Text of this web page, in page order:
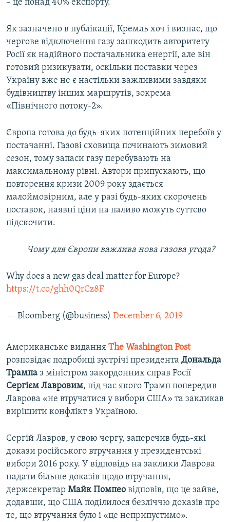
– це понад 40% експорту.
Як зазначено в публікації, Кремль хоч і визнає, що
чергове відключення газу зашкодить авторитету
Росії як надійного постачальника енергії, але він
готовий ризикувати, оскільки поставки через
Україну вже не є настільки важливими завдяки
будівництву інших маршрутів, зокрема
«Північного потоку-2».
Європа готова до будь-яких потенційних перебоїв у
постачанні. Газові сховища починають зимовий
сезон, тому запаси газу перебувають на
максимальному рівні. Автори припускають, що
повторення кризи 2009 року здається
малоймовірним, але у разі будь-яких скорочень
поставок, наявні ціни на паливо можуть суттєво
підскочити.
Чому для Європи важлива нова газова угода?
Why does a new gas deal matter for Europe?
https://t.co/ghh0QrCz8F
— Bloomberg (@business) December 6, 2019
Американське видання The Washington Post
розповідає подробиці зустрічі президента Дональда
Трампа з міністром закордонних справ Росії
Сергієм Лавровим, під час якого Трамп попередив
Лаврова «не втручатися у вибори США» та закликав
вирішити конфлікт з Україною.
Сергій Лавров, у свою чергу, заперечив будь-які
докази російського втручання у президентські
вибори 2016 року. У відповідь на заклики Лаврова
надати більше доказів щодо втручання,
держсекретар Майк Помпео відповів, що це зайве,
додавши, що США поділилося безліччю доказів про
те, що втручання було і «це неприпустимо».